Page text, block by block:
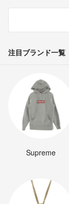
注目ブランド一覧
Supreme